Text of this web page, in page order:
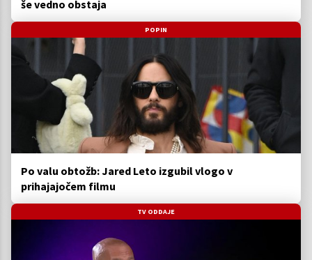
še vedno obstaja
POPIN
Po valu obtožb: Jared Leto izgubil vlogo v
prihajajočem filmu
TV ODDAJE